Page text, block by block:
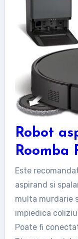
Robot
Roomba
Este
aspirand si
multa murdarie
impiedica
Poate fi